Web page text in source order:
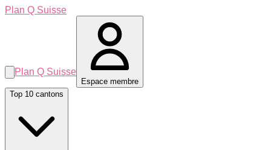
Plan Q Suisse
Plan Q Suisse
Espace membre
Top 10 cantons